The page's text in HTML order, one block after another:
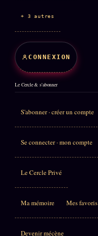
+ 3 autres
CONNEXION
Le Cercle & s'abonner
S'abonner · créer un compte
Se connecter · mon compte
Le Cercle Privé
Ma mémoire Mes favoris
Devenir mécène